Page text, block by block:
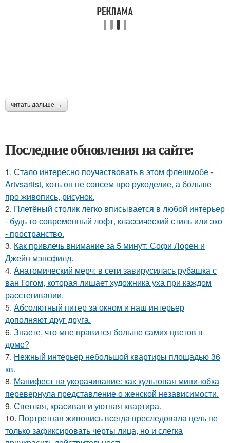
читать дальше →
Последние обновления на сайте:
1. Стало интересно поучаствовать в этом флешмобе -
Artvsartist, хоть он не совсем про рукоделие, а больше
про живопись, рисунок.
2. Плетёный столик легко вписывается в любой интерьер
- будь то современный лофт, классический стиль или эко
- пространство.
3. Как привлечь внимание за 5 минут: Софи Лорен и
Джейн мэнсфилд.
4. Анатомический мерч: в сети завирусилась рубашка с
ван Гогом, которая лишает художника уха при каждом
расстегивании.
5. Абсолютный питер за окном и наш интерьер
дополняют друг друга.
6. Знаете, что мне нравится больше самих цветов в
доме?
7. Нежный интерьер небольшой квартиры площадью 36
кв.
8. Манифест на укорачивание: как культовая мини-юбка
перевернула представление о женской независимости.
9. Светлая, красивая и уютная квартира.
10. Портретная живопись всегда преследовала цель не
только зафиксировать черты лица, но и слегка